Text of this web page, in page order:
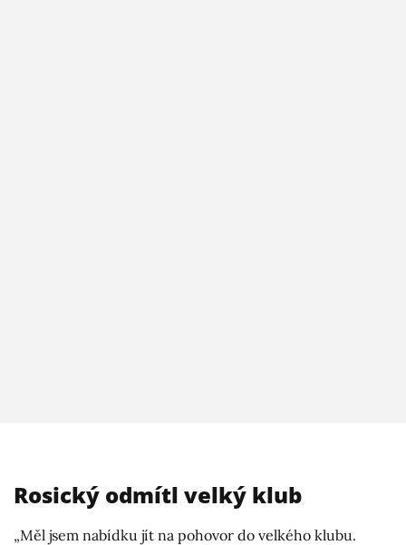
Rosický odmítl velký klub
„Měl jsem nabídku jít na pohovor do velkého klubu.